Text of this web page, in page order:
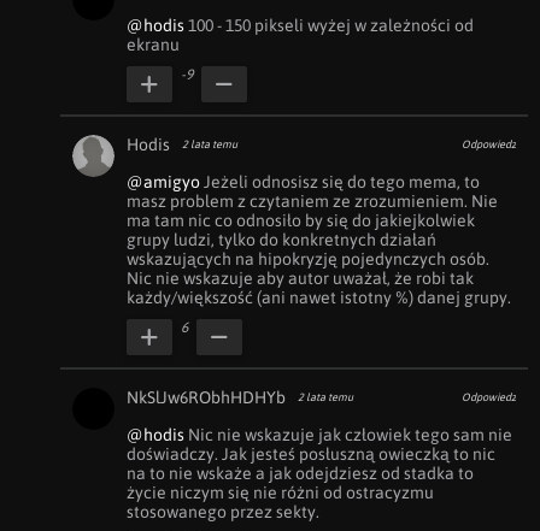
@hodis 100 - 150 pikseli wyżej w zależności od
ekranu
-9
Hodis 2 lata temu Odpowiedz
@amigyo Jeżeli odnosisz się do tego mema, to
masz problem z czytaniem ze zrozumieniem. Nie
ma tam nic co odnosiło by się do jakiejkolwiek
grupy ludzi, tylko do konkretnych działań
wskazujących na hipokryzję pojedynczych osób.
Nic nie wskazuje aby autor uważał, że robi tak
każdy/większość (ani nawet istotny %) danej grupy.
6
NkSlJw6RObhHDHYb 2 lata temu Odpowiedz
@hodis Nic nie wskazuje jak człowiek tego sam nie
doświadczy. Jak jesteś posłuszną owieczką to nic
na to nie wskaże a jak odejdziesz od stadka to
życie niczym się nie różni od ostracyzmu
stosowanego przez sekty.